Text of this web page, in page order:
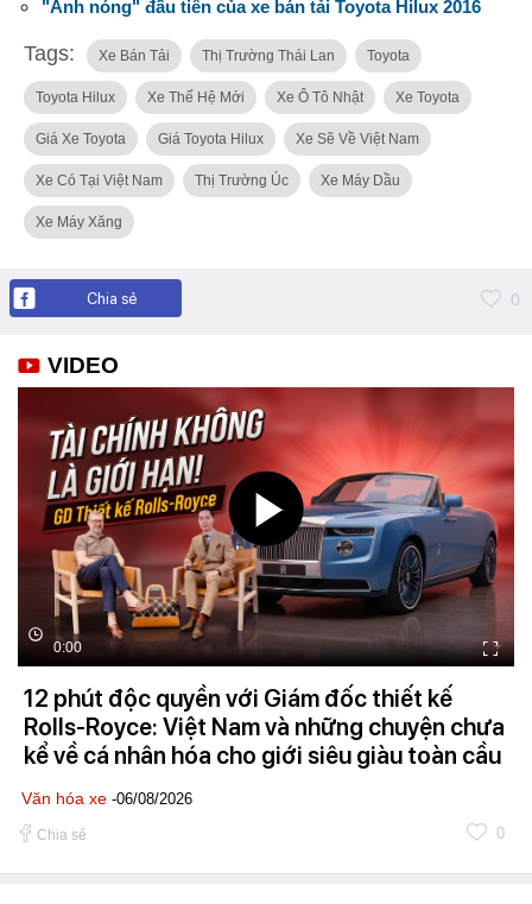
"Ảnh nóng" đầu tiên của xe bán tải Toyota Hilux 2016
Tags: Xe Bán Tải Thị Trường Thái Lan Toyota
Toyota Hilux Xe Thế Hệ Mới Xe Ô Tô Nhật Xe Toyota
Giá Xe Toyota Giá Toyota Hilux Xe Sẽ Về Việt Nam
Xe Có Tại Việt Nam Thị Trường Úc Xe Máy Dầu
Xe Máy Xăng
Chia sẻ 0
VIDEO
0:00
12 phút độc quyền với Giám đốc thiết kế
Rolls-Royce: Việt Nam và những chuyện chưa
kể về cá nhân hóa cho giới siêu giàu toàn cầu
Văn hóa xe -06/08/2026
Chia sẻ 0